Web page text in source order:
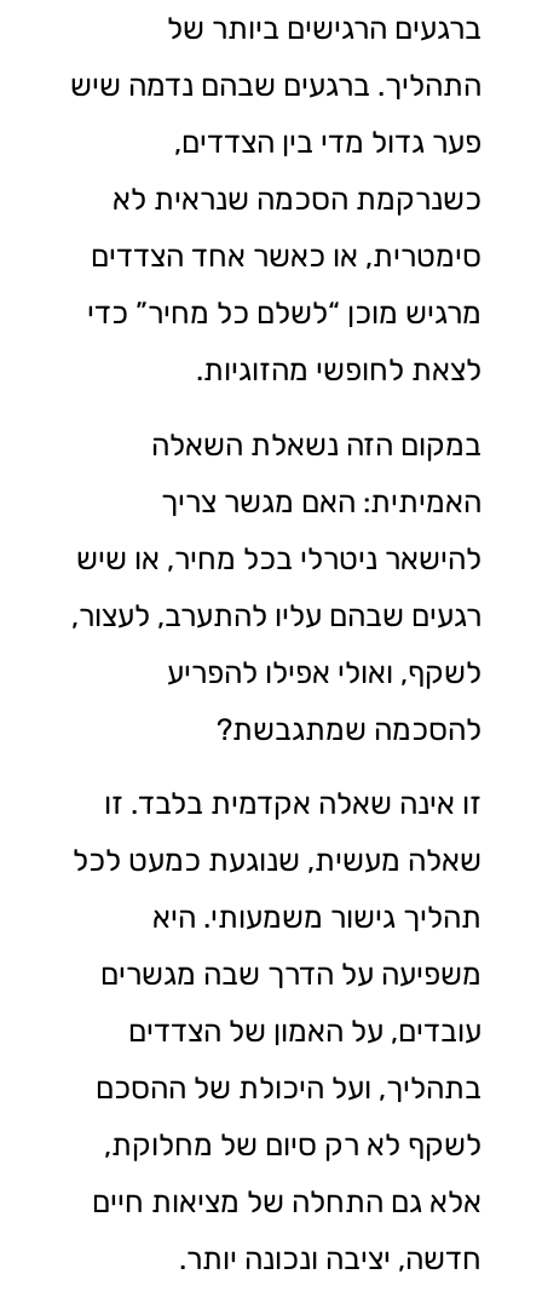
ברגעים הרגישים ביותר של
התהליך. ברגעים שבהם נדמה שיש
פער גדול מדי בין הצדדים,
כשנרקמת הסכמה שנראית לא
סימטרית, או כאשר אחד הצדדים
מרגיש מוכן “לשלם כל מחיר” כדי
לצאת לחופשי מהזוגיות.
במקום הזה נשאלת השאלה
האמיתית: האם מגשר צריך
להישאר ניטרלי בכל מחיר, או שיש
רגעים שבהם עליו להתערב, לעצור,
לשקף, ואולי אפילו להפריע
להסכמה שמתגבשת?
זו אינה שאלה אקדמית בלבד. זו
שאלה מעשית, שנוגעת כמעט לכל
תהליך גישור משמעותי. היא
משפיעה על הדרך שבה מגשרים
עובדים, על האמון של הצדדים
בתהליך, ועל היכולת של ההסכם
לשקף לא רק סיום של מחלוקת,
אלא גם התחלה של מציאות חיים
חדשה, יציבה ונכונה יותר.